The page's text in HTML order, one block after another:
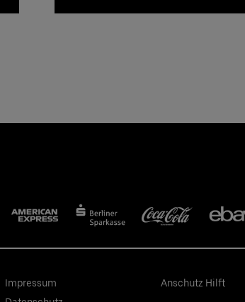
Impressum
Anschutz Hilft